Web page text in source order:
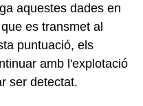
aquestes dades en
es transmet al
puntuació, els
amb l'explotació
ser detectat.